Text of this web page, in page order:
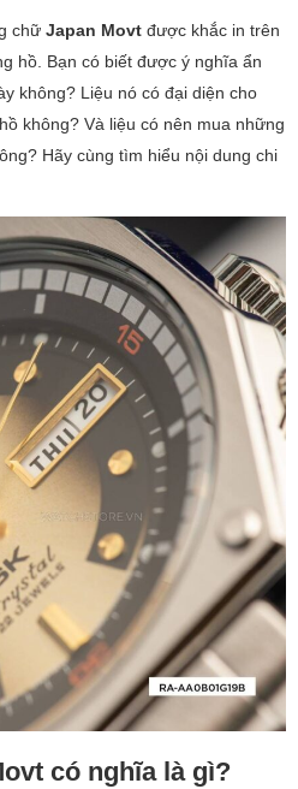
chữ Japan Movt được khắc in trên
hồ. Bạn có biết được ý nghĩa ẩn
không? Liệu nó có đại diện cho
không? Và liệu có nên mua những
Hãy cùng tìm hiểu nội dung chi
có nghĩa là gì?